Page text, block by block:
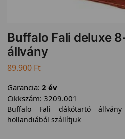
Buffalo Fali deluxe
állvány
89.900 Ft
Garancia: 2 év
Cikkszám: 3209.001
Buffalo Fali dákótartó
hollandiából szállítjuk